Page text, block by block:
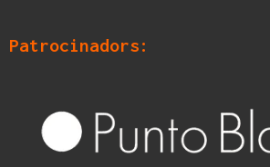
Patrocinadors: